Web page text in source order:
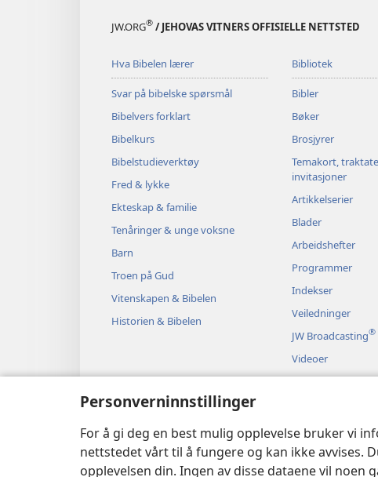
Personverninnstillinger
For å gi deg en best mulig opplevelse bruker vi
nettstedet vårt til å fungere og kan ikke avvises.
opplevelsen din. Ingen av disse dataene vil
JW.ORG® / JEHOVAS VITNERS OFFISIELLE NETTSTED
Hva Bibelen lærer
Svar på bibelske spørsmål
Bibelvers forklart
Bibelkurs
Bibelstudieverktøy
Fred & lykke
Ekteskap & familie
Tenåringer & unge voksne
Barn
Troen på Gud
Vitenskapen & Bibelen
Historien & Bibelen
Bibliotek
Bibler
Bøker
Brosjyrer
Temakort,
invitasjoner
Artikkelserier
Blader
Arbeidshefter
Programmer
Indekser
Veiledninger
JW Broadcasting®
Videoer
Musikk
Dramatiserte